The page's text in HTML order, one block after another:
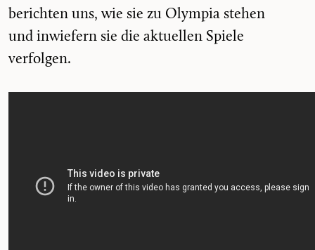
berichten uns, wie sie zu Olympia stehen
und inwiefern sie die aktuellen Spiele
verfolgen.